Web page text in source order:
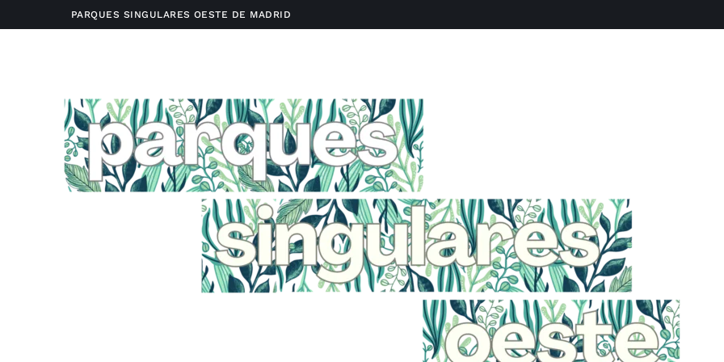
PARQUES SINGULARES OESTE DE MADRID